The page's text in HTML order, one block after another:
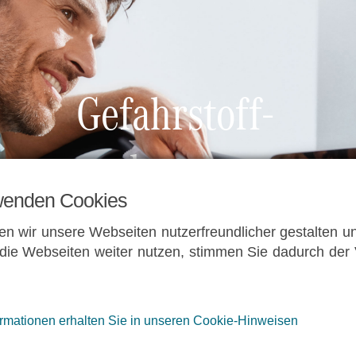
Gefahrstoff-
und
Material and
Cookies
wir unsere Webseiten nutzerfreundlicher gestalten
Webseiten weiter nutzen, stimmen Sie dadurch der
erhalten Sie in unseren Cookie-Hinweisen